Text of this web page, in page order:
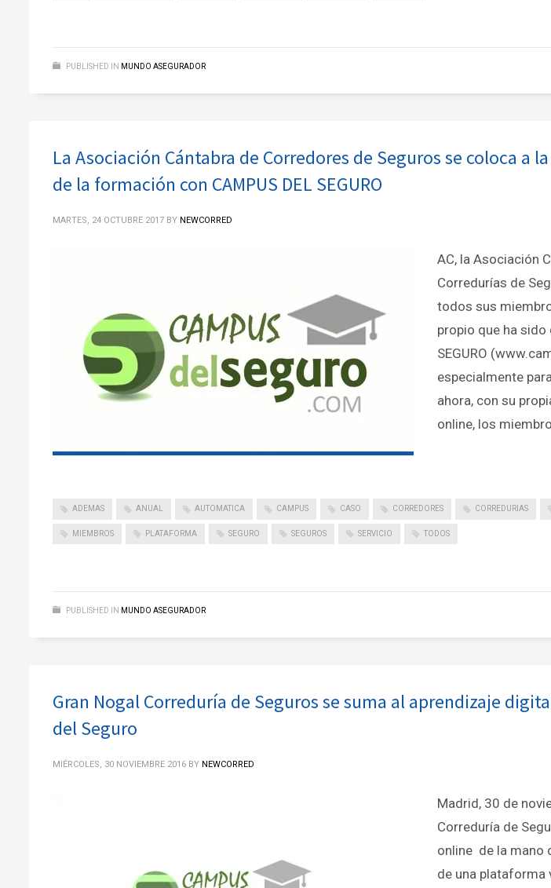
PUBLISHED IN MUNDO ASEGURADOR
La Asociación Cántabra de Corredores de Seguros se coloca a
de la formación con CAMPUS DEL SEGURO
MARTES, 24 OCTUBRE 2017 BY NEWCORRED
AC, la Asociación
Corredurías de
todos sus
propio que ha sido
SEGURO
especialmente
ahora, con su
online, los
ADEMAS ANUAL AUTOMATICA CAMPUS CASO CORREDORES CORREDURIAS
MIEMBROS PLATAFORMA SEGURO SEGUROS SERVICIO TODOS
PUBLISHED IN MUNDO ASEGURADOR
Gran Nogal Correduría de Seguros se suma al aprendizaje
del Seguro
MIÉRCOLES, 30 NOVIEMBRE 2016 BY NEWCORRED
Madrid, 30 de
Correduría de
online de la mano
de una